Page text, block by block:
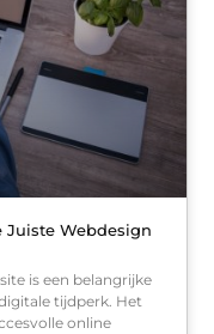
Juiste Webdesign
is een belangrijke
tijdperk. Het
online